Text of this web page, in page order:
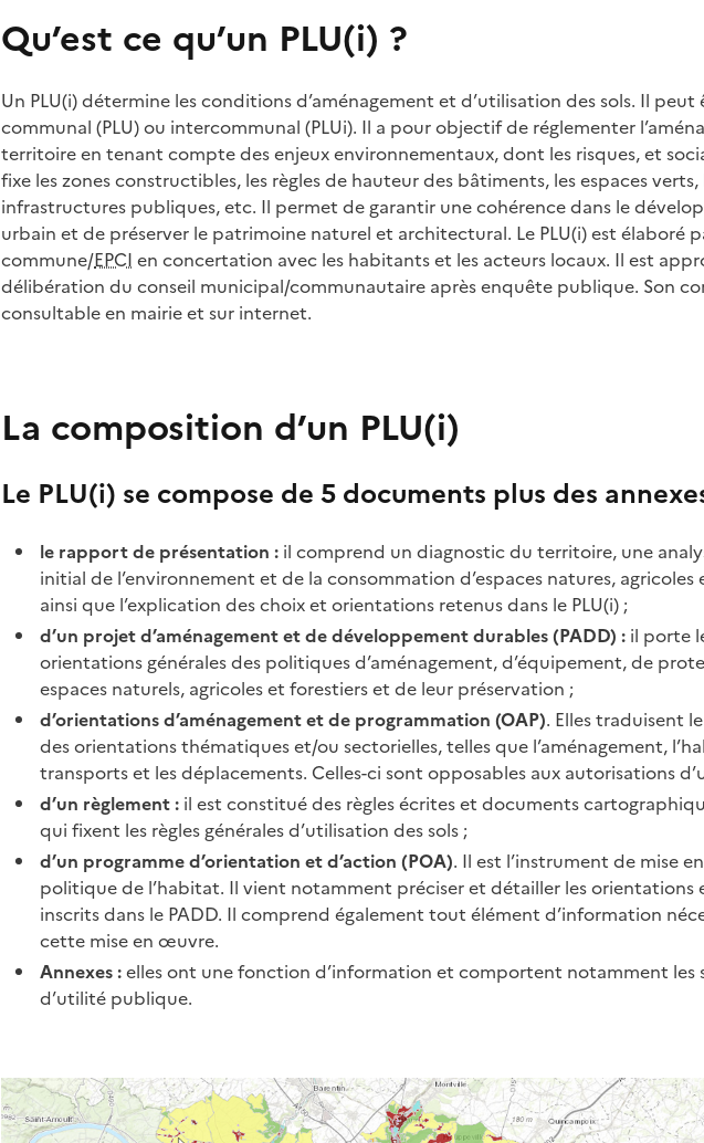
Qu’est ce qu’un PLU(i) ?
Un PLU(i) détermine les conditions d’aménagement et d’utilisation des sols. Il peut
communal (PLU) ou intercommunal (PLUi). Il a pour objectif de réglementer
territoire en tenant compte des enjeux environnementaux, dont les risques, et
fixe les zones constructibles, les règles de hauteur des bâtiments, les espaces verts,
infrastructures publiques, etc. Il permet de garantir une cohérence dans le
urbain et de préserver le patrimoine naturel et architectural. Le PLU(i) est élaboré
commune/EPCI en concertation avec les habitants et les acteurs locaux. Il est
délibération du conseil municipal/communautaire après enquête publique. Son
consultable en mairie et sur internet.
La composition d’un PLU(i)
Le PLU(i) se compose de 5 documents plus des
le rapport de présentation : il comprend un diagnostic du territoire, une
initial de l’environnement et de la consommation d’espaces natures, agricoles
ainsi que l’explication des choix et orientations retenus dans le PLU(i) ;
d’un projet d’aménagement et de développement durables (PADD) : il porte
orientations générales des politiques d’aménagement, d’équipement, de
espaces naturels, agricoles et forestiers et de leur préservation ;
d’orientations d’aménagement et de programmation (OAP). Elles traduisent
des orientations thématiques et/ou sectorielles, telles que l’aménagement,
transports et les déplacements. Celles-ci sont opposables aux autorisations
d’un règlement : il est constitué des règles écrites et documents
qui fixent les règles générales d’utilisation des sols ;
d’un programme d’orientation et d’action (POA). Il est l’instrument de mise
politique de l’habitat. Il vient notamment préciser et détailler les orientations
inscrits dans le PADD. Il comprend également tout élément d’information
cette mise en œuvre.
Annexes :elles ont une fonction d’information et comportent notamment les
d’utilité publique.